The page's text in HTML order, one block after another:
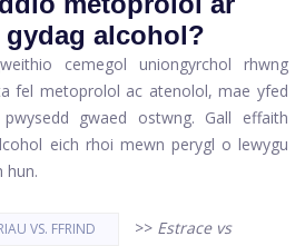
alcohol?
cemegol uniongyrchol rhwng
fel metoprolol ac atenolol, mae yfed
gwaed ostwng. Gall effaith
eich rhoi mewn perygl o lewygu
hun.
VS. FFRIND >> Estrace vs